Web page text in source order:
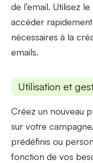
de l’email. Utilisez
accéder
nécessaires à la
emails.
Utilisation et
Créez un nouveau
sur votre
prédéfinis ou
fonction de vos